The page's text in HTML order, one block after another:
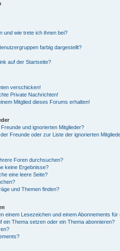
und wie trete ich ihnen bei?
farbig dargestellt?
auf der Startseite?
verschicken!
Private Nachrichten!
Mitglied dieses Forums erhalten!
und ignorierten Mitglieder?
Freunde oder zur Liste der ignorierten
Foren durchsuchen?
keine Ergebnisse?
eine leere Seite?
und Themen finden?
einem Lesezeichen und einem Abonnements
ein Thema setzen oder ein Thema abonnieren?